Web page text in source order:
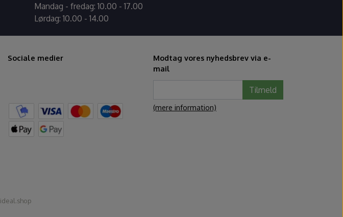
Mandag - fredag: 10.00 - 17.00
Lørdag: 10.00 - 14.00
Sociale medier
Modtag vores nyhedsbrev via e-
mail
Tilmeld
(mere information)
ideal.shop